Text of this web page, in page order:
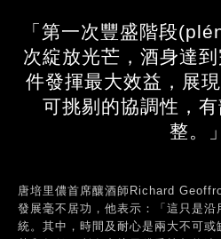
「第一次豐盛階段
次綻放光芒，酒身達
件發揮最大效益，展
可挑剔的協調性，
整。」
唐培里儂首席釀酒師Richard
發展毫不居功，他表示：「這只是
統。其中，時間及耐心是兩大不可